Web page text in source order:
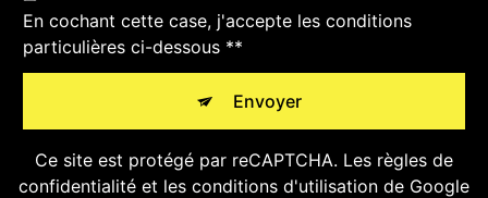
En cochant cette case, j'accepte les conditions
particulières ci-dessous **
Envoyer
Ce site est protégé par reCAPTCHA. Les règles de
confidentialité et les conditions d'utilisation de Google